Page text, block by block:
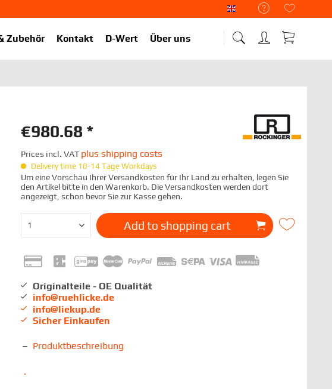
Liekup Englisch
Zubehör Kontakt D-Wert Über uns
€980.68 *
Prices incl. VAT plus shipping costs
Delivery time 10-14 Tage Workdays
Um eine Vorschau Ihrer Versandkosten für Ihr Land zu erhalten, legen Sie
den Artikel bitte in den Warenkorb. Die Versandkosten werden dort
angezeigt, schon bevor Sie zur Kasse gehen.
Add to shopping cart
Originalteile - OE Qualität
info@ruehlicke.de
info@liekup.de
Sicher Einkaufen
Produktbeschreibung
.